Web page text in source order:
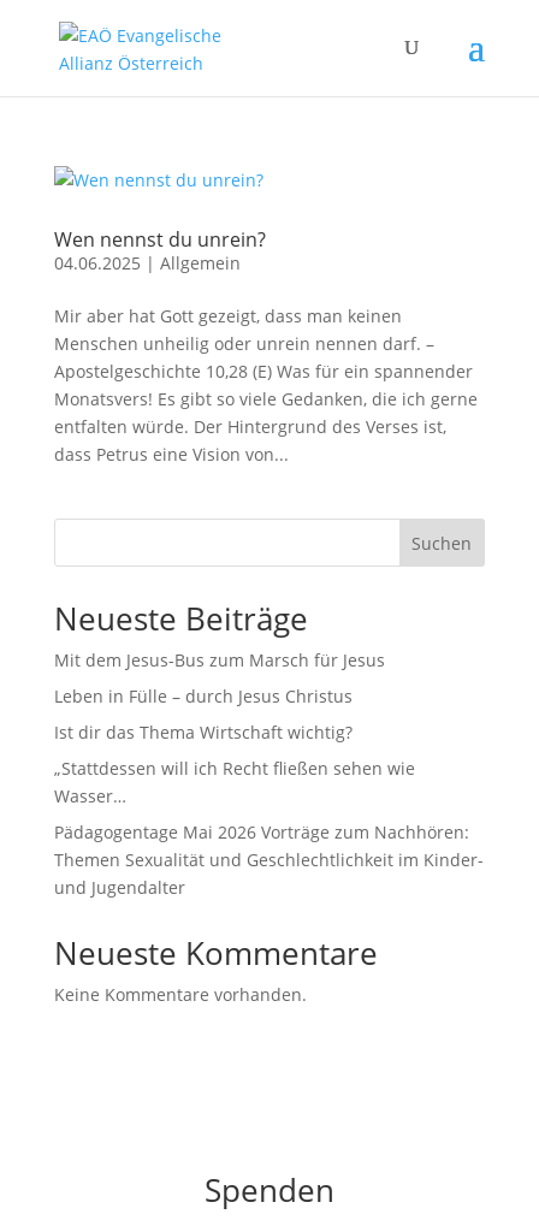
Wen nennst du unrein?
04.06.2025 | Allgemein
Mir aber hat Gott gezeigt, dass man keinen
Menschen unheilig oder unrein nennen darf. –
Apostelgeschichte 10,28 (E) Was für ein spannender
Monatsvers! Es gibt so viele Gedanken, die ich gerne
entfalten würde. Der Hintergrund des Verses ist,
dass Petrus eine Vision von...
Suchen
Neueste Beiträge
Mit dem Jesus-Bus zum Marsch für Jesus
Leben in Fülle – durch Jesus Christus
Ist dir das Thema Wirtschaft wichtig?
„Stattdessen will ich Recht fließen sehen wie
Wasser…
Pädagogentage Mai 2026 Vorträge zum Nachhören:
Themen Sexualität und Geschlechtlichkeit im Kinder-
und Jugendalter
Neueste Kommentare
Keine Kommentare vorhanden.
Spenden